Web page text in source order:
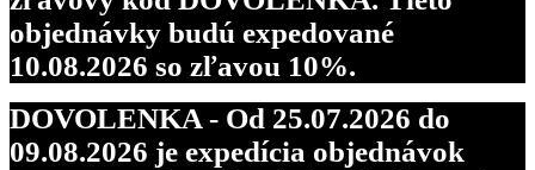
objednávky budú expedované
10.08.2026 so zľavou 10%.
DOVOLENKA - Od 25.07.2026 do
09.08.2026 je expedícia objednávok